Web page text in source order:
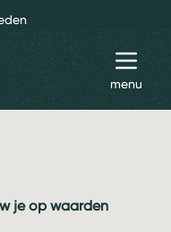
menu
je op waarden